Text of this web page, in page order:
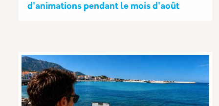
d'animations pendant le mois d'août